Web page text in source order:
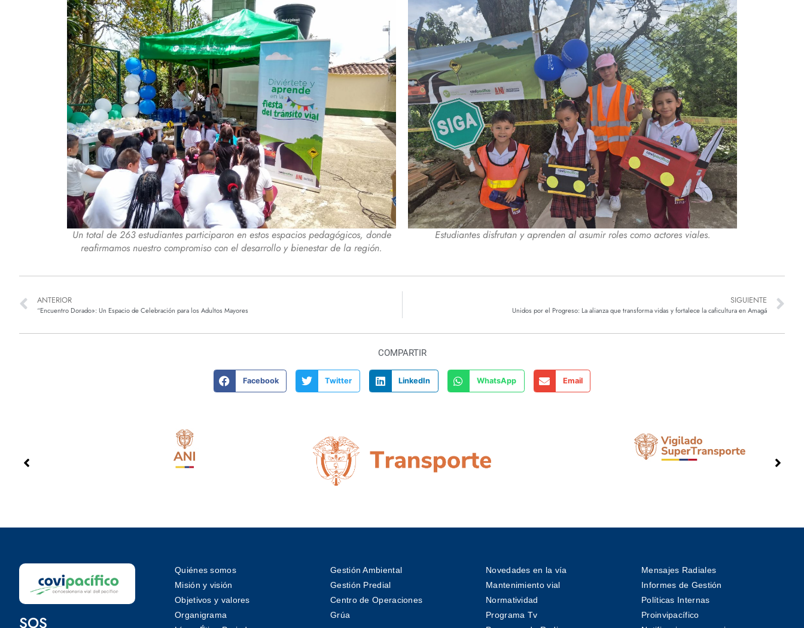
Un total de 263 estudiantes participaron en estos espacios pedagógicos, donde
reafirmamos nuestro compromiso con el desarrollo y bienestar de la región.
Estudiantes disfrutan y aprenden al asumir roles como actores viales.
ANTERIOR
“Encuentro Dorado»: Un Espacio de Celebración para los Adultos Mayores
SIGUIENTE
Unidos por el Progreso: La alianza que transforma vidas y fortalece la caficultura en Amagá
COMPARTIR
Facebook Twitter LinkedIn WhatsApp Email
SOS
Quiénes somos
Misión y visión
Objetivos y valores
Organigrama
Gestión Ambiental
Gestión Predial
Centro de Operaciones
Grúa
Novedades en la vía
Mantenimiento vial
Normatividad
Programa Tv
Mensajes Radiales
Informes de Gestión
Políticas Internas
Proinvipacífico